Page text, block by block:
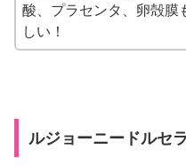
酸、プラセンタ、卵殻膜
しい！
ルジョーニードルセ